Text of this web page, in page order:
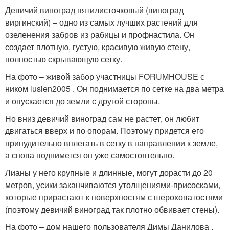
Девичий виноград пятилисточковый (виноград
виргинский) – одно из самых лучших растений для
озеленения забров из рабицы и профнастила. Он
создает плотную, густую, красивую живую стену,
полностью скрывающую сетку.
На фото – живой забор участницы FORUMHOUSE с
ником lusien2005 . Он поднимается по сетке на два метра
и опускается до земли с другой стороны.
Но вниз девичий виноград сам не растет, он любит
двигаться вверх и по опорам. Поэтому придется его
принудительно вплетать в сетку в направлении к земле,
а снова поднимется он уже самостоятельно.
Лианы у него крупные и длинные, могут дорасти до 20
метров, усики заканчиваются утолщениями-присосками,
которые прирастают к поверхностям с шероховатостями
(поэтому девичий виноград так плотно обвивает стены).
На фото – дом нашего пользователя Димы Данилова ,